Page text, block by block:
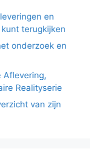
en
terugkijken
onderzoek en
Aflevering,
Realityserie
van zijn